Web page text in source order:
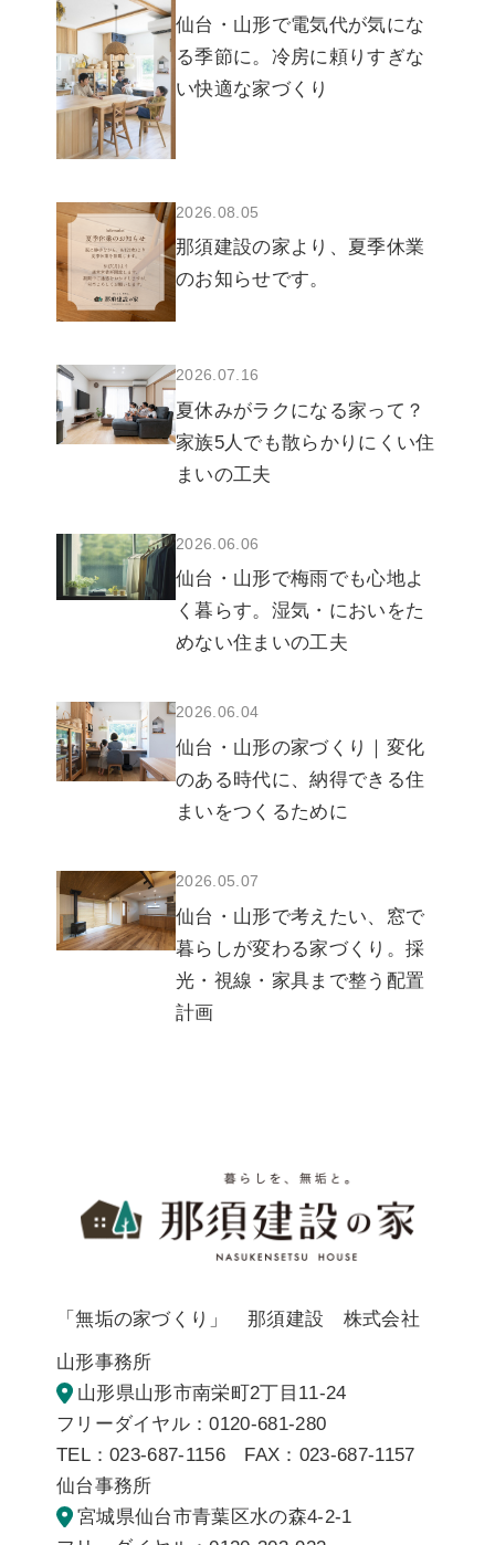
仙台・山形で電気代が気にな
る季節に。冷房に頼りすぎな
い快適な家づくり
2026.08.05
那須建設の家より、夏季休業
のお知らせです。
2026.07.16
夏休みがラクになる家って？
家族5人でも散らかりにくい住
まいの工夫
2026.06.06
仙台・山形で梅雨でも心地よ
く暮らす。湿気・においをた
めない住まいの工夫
2026.06.04
仙台・山形の家づくり｜変化
のある時代に、納得できる住
まいをつくるために
2026.05.07
仙台・山形で考えたい、窓で
暮らしが変わる家づくり。採
光・視線・家具まで整う配置
計画
「無垢の家づくり」 那須建設 株式会社
山形事務所
山形県山形市南栄町2丁目11-24
フリーダイヤル：0120-681-280
TEL：023-687-1156 FAX：023-687-1157
仙台事務所
宮城県仙台市青葉区水の森4-2-1